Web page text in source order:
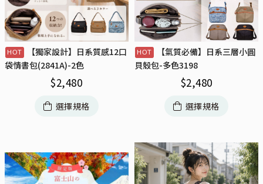
【獨家設計】日系質感12口
袋情書包(2841A)-2色
$2,480
選擇規格
【氣質必備】日系三層小圓
貝殼包-多色3198
$2,480
選擇規格